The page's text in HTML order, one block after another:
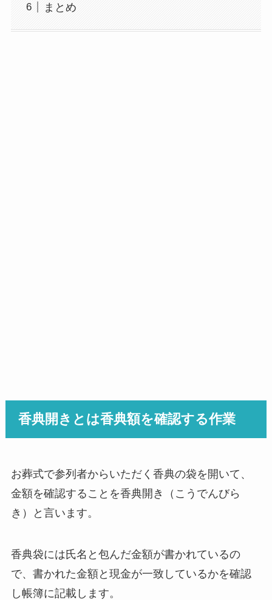
まとめ
香典開きとは香典額を確認する作業
お葬式で参列者からいただく香典の袋を開いて、
金額を確認することを香典開き（こうでんびら
き）と言います。
香典袋には氏名と包んだ金額が書かれているの
で、書かれた金額と現金が一致しているかを確認
し帳簿に記載します。